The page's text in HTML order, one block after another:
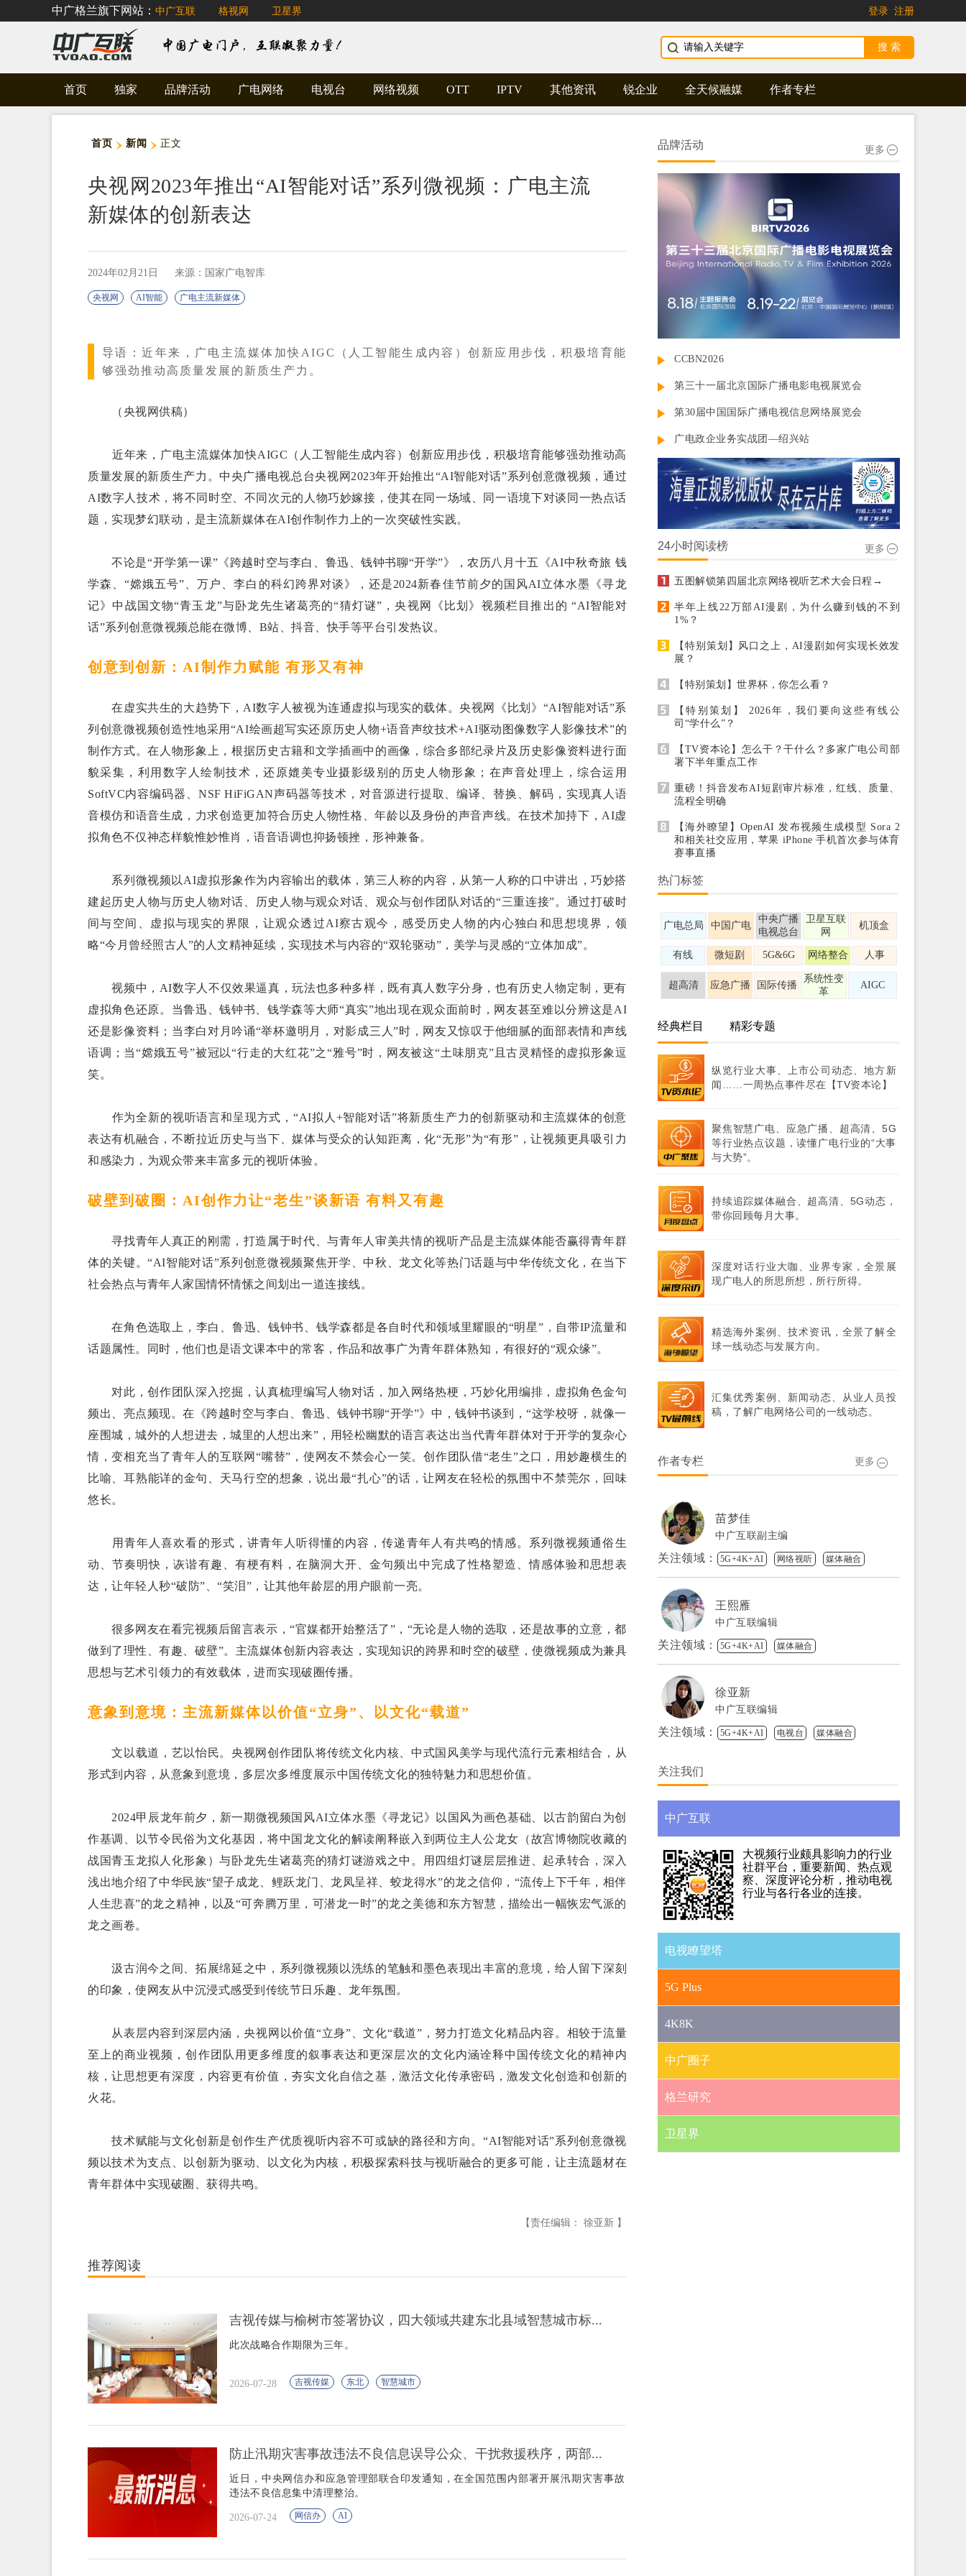
中广格兰旗下网站： 中广互联 格视网 卫星界 登录 注册
首页 独家 品牌活动 广电网络 电视台 网络视频 OTT IPTV 其他资讯 锐企业 全天候融媒 作者专栏
首页 新闻 正文
央视网2023年推出“AI智能对话”系列微视频：广电主流
新媒体的创新表达
2024年02月21日 来源：国家广电智库
央视网 AI智能 广电主流新媒体
导语：近年来，广电主流媒体加快AIGC（人工智能生成内容）创新应用步伐，积极培育能
够强劲推动高质量发展的新质生产力。
（央视网供稿）
近年来，广电主流媒体加快AIGC（人工智能生成内容）创新应用步伐，积极培育能够强劲推动高
质量发展的新质生产力。中央广播电视总台央视网2023年开始推出“AI智能对话”系列创意微视频，通过
AI数字人技术，将不同时空、不同次元的人物巧妙嫁接，使其在同一场域、同一语境下对谈同一热点话
题，实现梦幻联动，是主流新媒体在AI创作制作力上的一次突破性实践。
不论是“开学第一课”《跨越时空与李白、鲁迅、钱钟书聊“开学”》，农历八月十五《AI中秋奇旅 钱
学森、“嫦娥五号”、万户、李白的科幻跨界对谈》，还是2024新春佳节前夕的国风AI立体水墨《寻龙
记》中战国文物“青玉龙”与卧龙先生诸葛亮的“猜灯谜”，央视网《比划》视频栏目推出的 “AI智能对
话”系列创意微视频总能在微博、B站、抖音、快手等平台引发热议。
创意到创新：AI制作力赋能 有形又有神
在虚实共生的大趋势下，AI数字人被视为连通虚拟与现实的载体。央视网《比划》“AI智能对话”系
列创意微视频创造性地采用“AI绘画超写实还原历史人物+语音声纹技术+AI驱动图像数字人影像技术”的
制作方式。在人物形象上，根据历史古籍和文学插画中的画像，综合多部纪录片及历史影像资料进行面
貌采集，利用数字人绘制技术，还原媲美专业摄影级别的历史人物形象；在声音处理上，综合运用
SoftVC内容编码器、NSF HiFiGAN声码器等技术，对音源进行提取、编译、替换、解码，实现真人语
音模仿和语音生成，力求创造更加符合历史人物性格、年龄以及身份的声音声线。在技术加持下，AI虚
拟角色不仅神态样貌惟妙惟肖，语音语调也抑扬顿挫，形神兼备。
系列微视频以AI虚拟形象作为内容输出的载体，第三人称的内容，从第一人称的口中讲出，巧妙搭
建起历史人物与历史人物对话、历史人物与观众对话、观众与创作团队对话的“三重连接”。通过打破时
间与空间、虚拟与现实的界限，让观众透过AI察古观今，感受历史人物的内心独白和思想境界，领
略“今月曾经照古人”的人文精神延续，实现技术与内容的“双轮驱动”，美学与灵感的“立体加成”。
视频中，AI数字人不仅效果逼真，玩法也多种多样，既有真人数字分身，也有历史人物定制，更有
虚拟角色还原。当鲁迅、钱钟书、钱学森等大师“真实”地出现在观众面前时，网友甚至难以分辨这是AI
还是影像资料；当李白对月吟诵“举杯邀明月，对影成三人”时，网友又惊叹于他细腻的面部表情和声线
语调；当“嫦娥五号”被冠以“行走的大红花”之“雅号”时，网友被这“土味朋克”且古灵精怪的虚拟形象逗
笑。
作为全新的视听语言和呈现方式，“AI拟人+智能对话”将新质生产力的创新驱动和主流媒体的创意
表达有机融合，不断拉近历史与当下、媒体与受众的认知距离，化“无形”为“有形”，让视频更具吸引力
和感染力，为观众带来丰富多元的视听体验。
破壁到破圈：AI创作力让“老生”谈新语 有料又有趣
寻找青年人真正的刚需，打造属于时代、与青年人审美共情的视听产品是主流媒体能否赢得青年群
体的关键。“AI智能对话”系列创意微视频聚焦开学、中秋、龙文化等热门话题与中华传统文化，在当下
社会热点与青年人家国情怀情愫之间划出一道连接线。
在角色选取上，李白、鲁迅、钱钟书、钱学森都是各自时代和领域里耀眼的“明星”，自带IP流量和
话题属性。同时，他们也是语文课本中的常客，作品和故事广为青年群体熟知，有很好的“观众缘”。
对此，创作团队深入挖掘，认真梳理编写人物对话，加入网络热梗，巧妙化用编排，虚拟角色金句
频出、亮点频现。在《跨越时空与李白、鲁迅、钱钟书聊“开学”》中，钱钟书谈到，“这学校呀，就像一
座围城，城外的人想进去，城里的人想出来”，用轻松幽默的语言表达出当代青年群体对于开学的复杂心
情，变相充当了青年人的互联网“嘴替”，使网友不禁会心一笑。创作团队借“老生”之口，用妙趣横生的
比喻、耳熟能详的金句、天马行空的想象，说出最“扎心”的话，让网友在轻松的氛围中不禁莞尔，回味
悠长。
用青年人喜欢看的形式，讲青年人听得懂的内容，传递青年人有共鸣的情感。系列微视频通俗生
动、节奏明快，诙谐有趣、有梗有料，在脑洞大开、金句频出中完成了性格塑造、情感体验和思想表
达，让年轻人秒“破防”、“笑泪”，让其他年龄层的用户眼前一亮。
很多网友在看完视频后留言表示，“官媒都开始整活了”，“无论是人物的选取，还是故事的立意，都
做到了理性、有趣、破壁”。主流媒体创新内容表达，实现知识的跨界和时空的破壁，使微视频成为兼具
思想与艺术引领力的有效载体，进而实现破圈传播。
意象到意境：主流新媒体以价值“立身”、以文化“载道”
文以载道，艺以怡民。央视网创作团队将传统文化内核、中式国风美学与现代流行元素相结合，从
形式到内容，从意象到意境，多层次多维度展示中国传统文化的独特魅力和思想价值。
2024甲辰龙年前夕，新一期微视频国风AI立体水墨《寻龙记》以国风为画色基础、以古韵留白为创
作基调、以节令民俗为文化基因，将中国龙文化的解读阐释嵌入到两位主人公龙女（故宫博物院收藏的
战国青玉龙拟人化形象）与卧龙先生诸葛亮的猜灯谜游戏之中。用四组灯谜层层推进、起承转合，深入
浅出地介绍了中华民族“望子成龙、鲤跃龙门、龙凤呈祥、蛟龙得水”的龙之信仰，“流传上下千年，相伴
人生悲喜”的龙之精神，以及“可奔腾万里，可潜龙一时”的龙之美德和东方智慧，描绘出一幅恢宏气派的
龙之画卷。
汲古润今之间、拓展绵延之中，系列微视频以洗练的笔触和墨色表现出丰富的意境，给人留下深刻
的印象，使网友从中沉浸式感受到传统节日乐趣、龙年氛围。
从表层内容到深层内涵，央视网以价值“立身”、文化“载道”，努力打造文化精品内容。相较于流量
至上的商业视频，创作团队用更多维度的叙事表达和更深层次的文化内涵诠释中国传统文化的精神内
核，让思想更有深度，内容更有价值，夯实文化自信之基，激活文化传承密码，激发文化创造和创新的
火花。
技术赋能与文化创新是创作生产优质视听内容不可或缺的路径和方向。“AI智能对话”系列创意微视
频以技术为支点、以创新为驱动、以文化为内核，积极探索科技与视听融合的更多可能，让主流题材在
青年群体中实现破圈、获得共鸣。
【责任编辑： 徐亚新 】
推荐阅读
吉视传媒与榆树市签署协议，四大领域共建东北县域智慧城市标...
此次战略合作期限为三年。
2026-07-28 吉视传媒 东北 智慧城市
防止汛期灾害事故违法不良信息误导公众、干扰救援秩序，两部...
近日，中央网信办和应急管理部联合印发通知，在全国范围内部署开展汛期灾害事故
违法不良信息集中清理整治。
2026-07-24 网信办 AI
品牌活动 更多
CCBN2026
第三十一届北京国际广播电影电视展览会
第30届中国国际广播电视信息网络展览会
广电政企业务实战团—绍兴站
24小时阅读榜 更多
五图解锁第四届北京网络视听艺术大会日程→
半年上线22万部AI漫剧，为什么赚到钱的不到
1%？
【特别策划】风口之上，AI漫剧如何实现长效发
展？
【特别策划】世界杯，你怎么看？
【特别策划】 2026年，我们要向这些有线公
司“学什么”？
【TV资本论】怎么干？干什么？多家广电公司部
署下半年重点工作
重磅！抖音发布AI短剧审片标准，红线、质量、
流程全明确
【海外瞭望】OpenAI 发布视频生成模型 Sora 2
和相关社交应用，苹果 iPhone 手机首次参与体育
赛事直播
热门标签
广电总局 中国广电
中央广播
电视总台
卫星互联
网
机顶盒
有线 微短剧 5G&6G 网络整合 人事
超高清 应急广播 国际传播
系统性变
革
AIGC
经典栏目 精彩专题
纵览行业大事、上市公司动态、地方新
闻……一周热点事件尽在【TV资本论】
聚焦智慧广电、应急广播、超高清、5G
等行业热点议题，读懂广电行业的“大事
与大势”。
持续追踪媒体融合、超高清、5G动态，
带你回顾每月大事。
深度对话行业大咖、业界专家，全景展
现广电人的所思所想，所行所得。
精选海外案例、技术资讯，全景了解全
球一线动态与发展方向。
汇集优秀案例、新闻动态、从业人员投
稿，了解广电网络公司的一线动态。
作者专栏 更多
苗梦佳
中广互联副主编
关注领域： 5G+4K+AI 网络视听 媒体融合
王熙雁
中广互联编辑
关注领域： 5G+4K+AI 媒体融合
徐亚新
中广互联编辑
关注领域： 5G+4K+AI 电视台 媒体融合
关注我们
中广互联
大视频行业颇具影响力的行业
社群平台，重要新闻、热点观
察、深度评论分析，推动电视
行业与各行各业的连接。
电视瞭望塔
5G Plus
4K8K
中广圈子
格兰研究
卫星界